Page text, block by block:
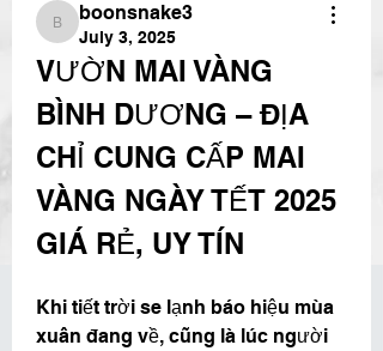
boonsnake3
boonsnake3
July 3, 2025
VƯỜN MAI VÀNG
BÌNH DƯƠNG – ĐỊA
CHỈ CUNG CẤP MAI
VÀNG NGÀY TẾT 2025
GIÁ RẺ, UY TÍN
Khi tiết trời se lạnh báo hiệu mùa
xuân đang về, cũng là lúc người